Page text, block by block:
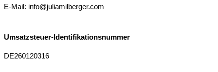
E-Mail: info@juliamilberger.com
Umsatzsteuer-Identifikationsnummer
DE260120316